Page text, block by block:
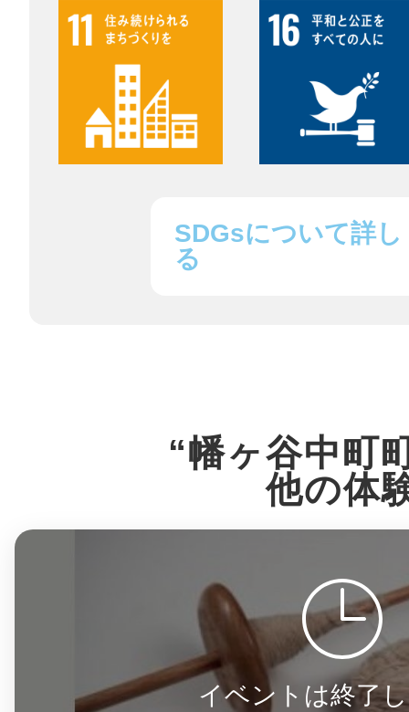
SDGsについて詳し
る
“幡ヶ谷中町
他の体
イベントは終了
相模原
日立